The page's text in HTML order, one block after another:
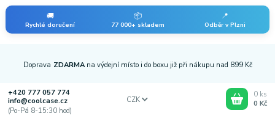
🚚
Rychlé doručení
📦
77 000+ skladem
📍
Odběr v Plzni
Doprava ZDARMA na výdejní místo i do boxu již při nákupu nad 899 Kč
+420 777 057 774
info@coolcase.cz
(Po-Pá 8-15:30 hod)
CZK
0 ks
0 Kč